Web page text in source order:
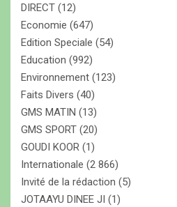
DIRECT (12)
Economie (647)
Edition Speciale (54)
Education (992)
Environnement (123)
Faits Divers (40)
GMS MATIN (13)
GMS SPORT (20)
GOUDI KOOR (1)
Internationale (2 866)
Invité de la rédaction (5)
JOTAAYU DINEE JI (1)